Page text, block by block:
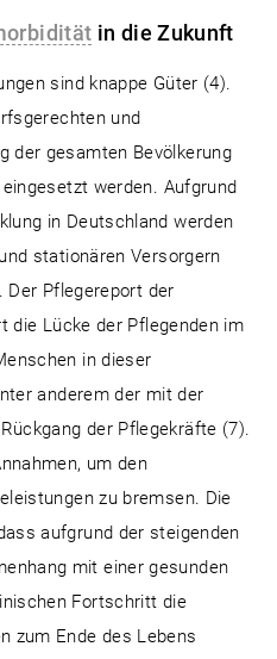
in die Zukunft
sind knappe Güter (4).
und
der gesamten Bevölkerung
werden. Aufgrund
in Deutschland werden
stationären Versorgern
Der Pflegereport der
die Lücke der Pflegenden im
in dieser
anderem der mit der
der Pflegekräfte (7).
um den
zu bremsen. Die
aufgrund der steigenden
mit einer gesunden
Fortschritt die
zum Ende des Lebens